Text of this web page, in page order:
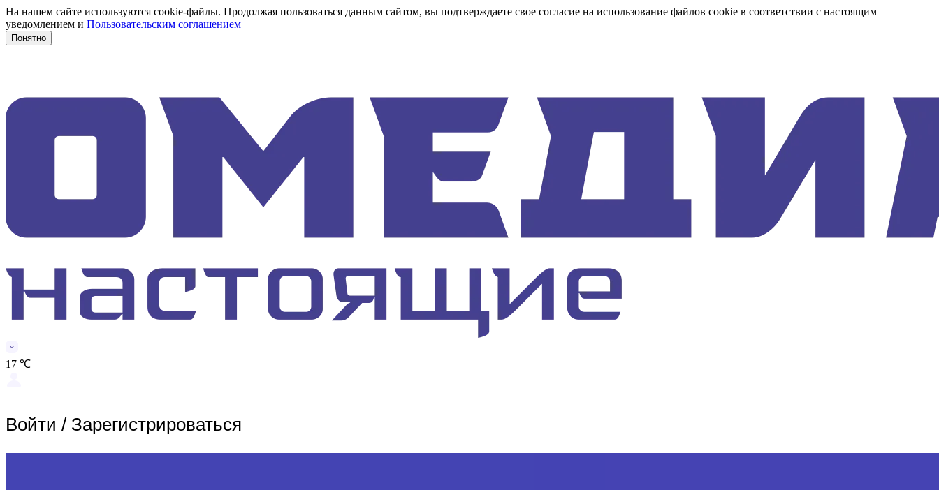
На нашем сайте используются cookie-файлы. Продолжая пользоваться данным сайтом, вы подтверждаете свое согласие на использование файлов cookie в соответствии с настоящим
уведомлением и Пользовательским соглашением
Понятно
17 ℃
Войти / Зарегистрироваться